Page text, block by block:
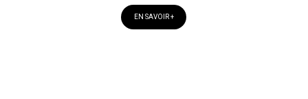
EN SAVOIR +